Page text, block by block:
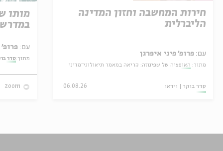
חירות המחשבה וחזון המדינה
הליברלית
עם: פרופ' פיני איפרגן
מתוך: האופציה של שפינוזה: קריאה במאמר תיאולוגי־מדיני
סדר בוקר וידאו 06.08.26
מותו
עם: פרופ' אביגדור שנאן
מתוך:סדר
zoom